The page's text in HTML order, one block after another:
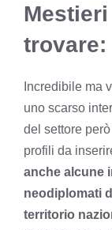
trovare:
Incredibile ma
uno scarso
del settore
profili da
anche alcune
neodiplomati
territorio